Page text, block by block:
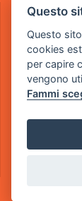
CONTATTI
tel.: +39 030
tel.: +39 030
pec:
LINK UTILI
Questo
Questo
cookies
per capire
vengono
Fammi